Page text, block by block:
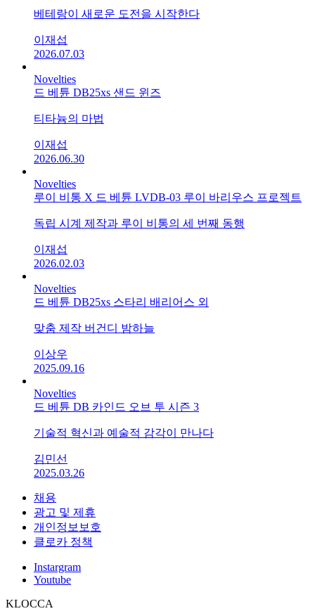
베테랑이 새로운 도전을 시작한다
이재섭
2026.07.03
Novelties
드 베튠 DB25xs 샌드 윈즈
티타늄의 마법
이재섭
2026.06.30
Novelties
루이 비통 X 드 베튠 LVDB-03 루이 바리우스 프로젝트
독립 시계 제작과 루이 비통의 세 번째 동행
이재섭
2026.02.03
Novelties
드 베튠 DB25xs 스타리 배리어스 외
맞춤 제작 버건디 밤하늘
이상우
2025.09.16
Novelties
드 베튠 DB 카인드 오브 투 시즌 3
기술적 혁신과 예술적 감각이 만나다
김민선
2025.03.26
채용
광고 및 제휴
개인정보보호
클로카 정책
Instargram
Youtube
KLOCCA